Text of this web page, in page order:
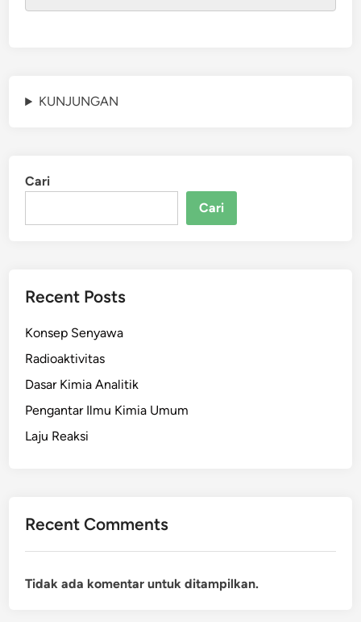
KUNJUNGAN
Cari
Cari
Recent Posts
Konsep Senyawa
Radioaktivitas
Dasar Kimia Analitik
Pengantar Ilmu Kimia Umum
Laju Reaksi
Recent Comments
Tidak ada komentar untuk ditampilkan.